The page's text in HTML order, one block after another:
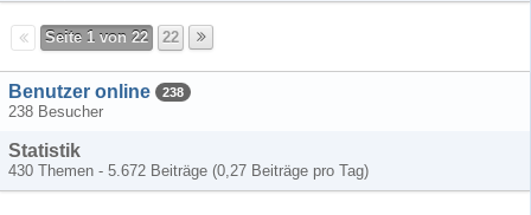
Seite 1 von 22 22
Benutzer online 238
238 Besucher
Statistik
430 Themen - 5.672 Beiträge (0,27 Beiträge pro Tag)